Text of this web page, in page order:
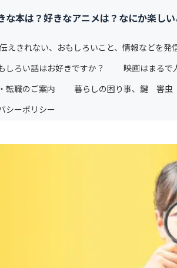
本は？好きなアニメは？なにか楽しい
えきれない、おもしろいこと、情報などを発
しろい話はお好きですか？
映画はまるで
転職のご案内 暮らしの困り事、鍵 害
シーポリシー